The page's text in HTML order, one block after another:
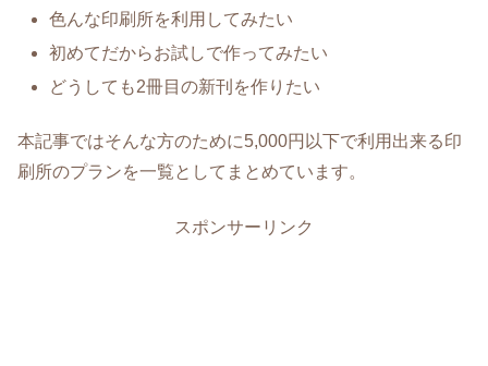
色んな印刷所を利用してみたい
初めてだからお試しで作ってみたい
どうしても2冊目の新刊を作りたい
本記事ではそんな方のために5,000円以下で利用出来る印
刷所のプランを一覧としてまとめています。
スポンサーリンク